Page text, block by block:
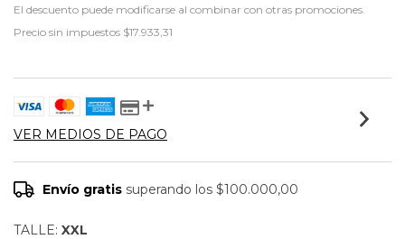
El descuento puede modificarse al combinar con otras promociones.
Precio sin impuestos $17.933,31
VER MEDIOS DE PAGO
Envío gratis superando los$100.000,00
TALLE: XXL